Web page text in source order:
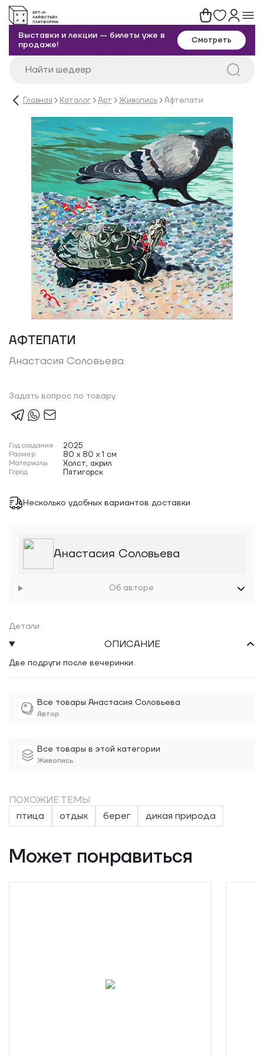
Выставки и лекции — билеты уже в
продаже!
Смотреть
Главная Каталог Арт Живопись Афтепати
АФТЕПАТИ
Анастасия Соловьева
Задать вопрос по товару
Год создания 2025
Размер 80 x 80 x 1 см
Материалы Холст, акрил
Город Пятигорск
Несколько удобных вариантов доставки
Все товары Анастасия Соловьева
Автор
Все товары в этой категории
Живопись
Анастасия Соловьева
Об авторе
Детали
ОПИСАНИЕ
Две подруги после вечеринки.
ПОХОЖИЕ ТЕМЫ
птица
отдых берег дикая природа
Может понравиться